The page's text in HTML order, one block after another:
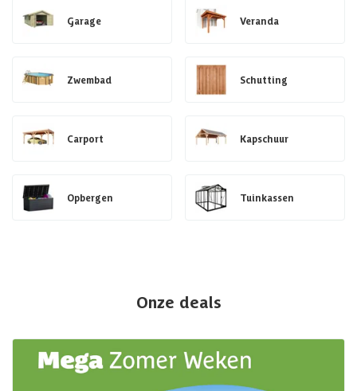
Garage Veranda
Zwembad Schutting
Carport Kapschuur
Opbergen Tuinkassen
Onze deals